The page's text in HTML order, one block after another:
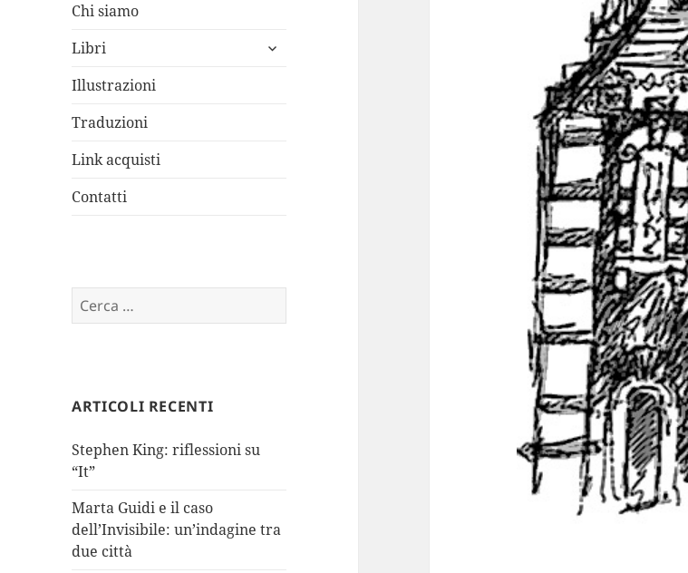
Chi siamo
Libri
apri
Illustrazioni
Traduzioni
Link acquisti
Contatti
Ricerca
per:
ARTICOLI RECENTI
Stephen King: riflessioni su
“It”
Marta Guidi e il caso
dell’Invisibile: un’indagine tra
due città